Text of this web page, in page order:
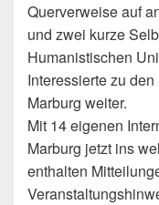
Querverweise auf
und zwei kurze
Humanistischen
Interessierte zu
Marburg weiter.
Mit 14 eigenen
Marburg jetzt ins
enthalten